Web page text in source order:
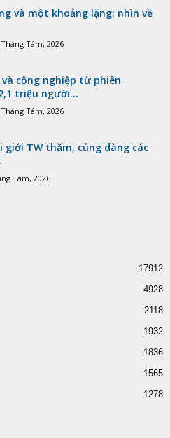
và một khoảng lặng: nhìn về
Tháng Tám, 2026
cộng nghiệp từ phiên
triệu người...
Tháng Tám, 2026
giới TW thăm, cúng dàng các
Tám, 2026
17912
4928
2118
1932
1836
1565
1278